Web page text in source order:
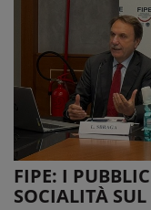
FIPE: I
SOCIALITÀ